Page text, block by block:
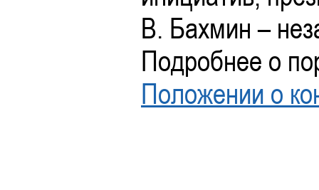
В. Бахмин –
Подробнее о
Положении о